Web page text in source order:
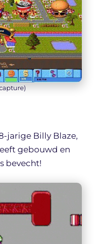
jarige Billy Blaze,
gebouwd en
bevecht!